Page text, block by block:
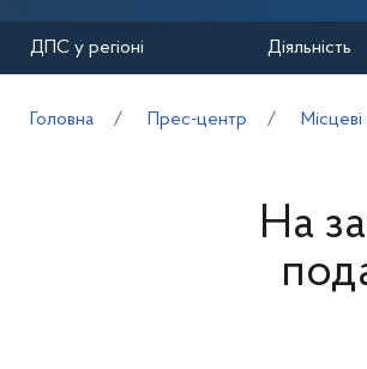
ДПС у регіоні Діяльність
Головна Прес-центр
На